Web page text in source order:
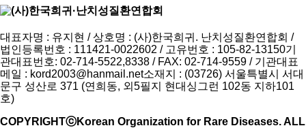
대표자명 : 유지현 / 상호명 : (사)한국희귀. 난치성질환연합회 /
법인등록번호 : 111421-0022602 / 고유번호 : 105-82-13150기
관대표번호: 02-714-5522,8338 / FAX: 02-714-9559 / 기관대표
메일 : kord2003@hanmail.net소재지 : (03726) 서울특별시 서대
문구 성산로 371 (연희동, 외5필지 현대싱그런 102동 지하101
호)
COPYRIGHTⓒKorean Organization for Rare Diseases. ALL